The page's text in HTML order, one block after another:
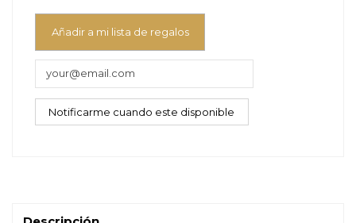
Añadir a mi lista de regalos